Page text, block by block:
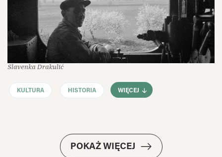
Slavenka Drakulić
KULTURA HISTORIA WIĘCEJ
POKAŻ WIĘCEJ